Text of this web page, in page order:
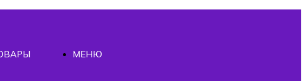
МЕНЮ